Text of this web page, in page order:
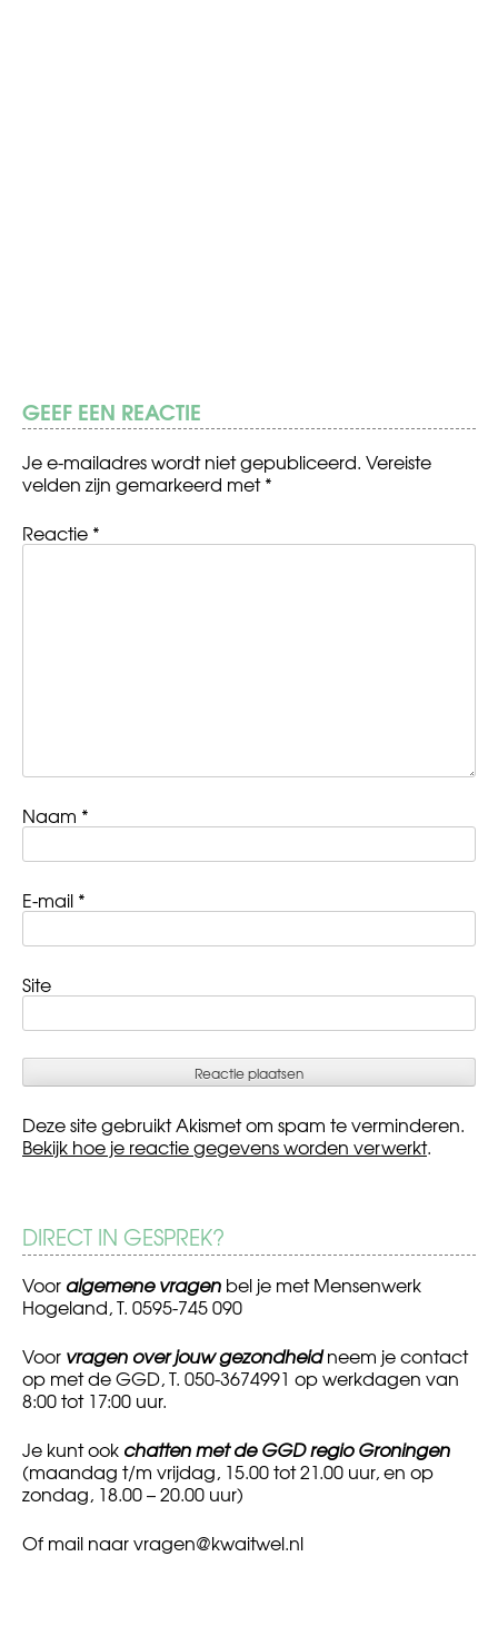
GEEF EEN REACTIE
Je e-mailadres wordt niet gepubliceerd. Vereiste
velden zijn gemarkeerd met*
Reactie *
Naam *
E-mail *
Site
Deze site gebruikt Akismet om spam te verminderen.
Bekijk hoe je reactie gegevens worden verwerkt.
DIRECT IN GESPREK?
Voor algemene vragen bel je met Mensenwerk
Hogeland, T. 0595-745 090
Voor vragen over jouw gezondheidneem je contact
op met de GGD, T. 050-3674991 op werkdagen van
8:00 tot 17:00 uur.
Je kunt ook chatten met de GGD regio Groningen
(maandag t/m vrijdag, 15.00 tot 21.00 uur, en op
zondag, 18.00 – 20.00 uur)
Of mail naarvragen@kwaitwel.nl